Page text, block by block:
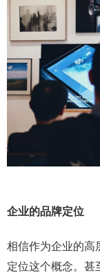
企业的品牌定位
相信作为企业的高
定位这个概念。甚